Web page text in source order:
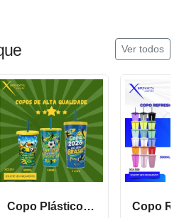
Ver todos
Copo Plástico personalizado In Mold Label 360 XCS551